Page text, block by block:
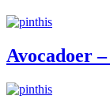
Avocadoer